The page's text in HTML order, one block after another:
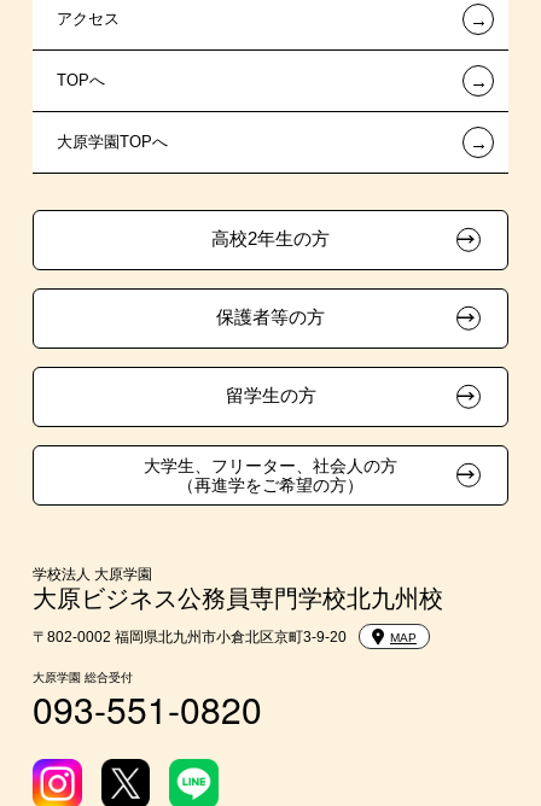
高校生対象コース
提携教育ローン
試験による特待生制度
資格・クラブ活動による特待生制度
指定校推薦入学
特別推薦入学
推薦入学
生徒会活動推薦入学
自己推薦入学
在校生・卒業生紹介推薦入学
大学生・短期大学生特別入学
学費
東京経営大学への3年次編入学
入学前Web通信講座
大学・短期大学・公務員併願制度
夢を叶えた先輩たち
施設・研修所
学生寮・マンションのご案内
大原学園グループ案内
お知らせ・新着情報
在校生へのお知らせ
各種証明書の発行ご希望の方
採用ご担当の方
アクセス ←
TOPへ ←
大原学園TOPへ ←
高校2年生の方
保護者等の方
留学生の方
大学生、フリーター、社会人の方
（再進学をご希望の方）
学校法人 大原学園
大原ビジネス公務員専門学校北九州校
〒802-0002 福岡県北九州市小倉北区京町3-9-20 MAP
大原学園 総合受付
093-551-0820